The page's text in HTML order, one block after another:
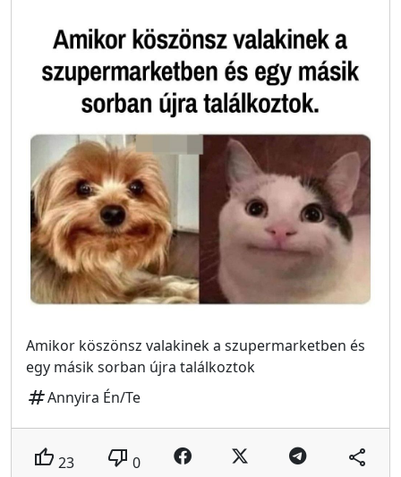
Amikor köszönsz valakinek a szupermarketben és
egy másik sorban újra találkoztok
tagAnnyira Én/Te
thumb_up 23 thumb_down 0 share